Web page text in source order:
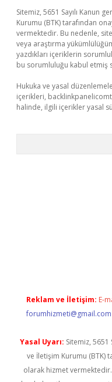
Sitemiz, 5651 Sayılı Kanun
Kurumu (BTK) tarafından
vermektedir. Bu nedenle,
veya araştırma
yazdıkları içeriklerin
bu sorumluluğu kabul etmiş
Hukuka ve yasal
içerikleri,
halinde, ilgili içerikler yasal
Reklam ve İletişim: E-
forumhizmeti@gmail.com
Yasal Uyarı: Sitemiz, 5651
ve İletişim Kurumu (BTK)
olarak hizmet